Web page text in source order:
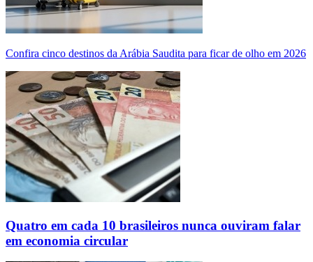
Confira cinco destinos da Arábia Saudita para ficar de olho em 2026
Quatro em cada 10 brasileiros nunca ouviram falar
em economia circular